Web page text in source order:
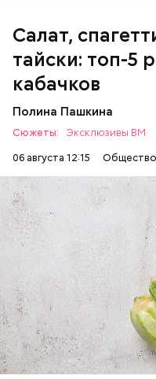
Салат,
тайски: топ-5
кабачков
Полина Пашкина
Сюжеты: Эксклюзивы ВМ
06 августа 12:15
Общество
Ингредиенты:
ЕДА ОВОЩИ